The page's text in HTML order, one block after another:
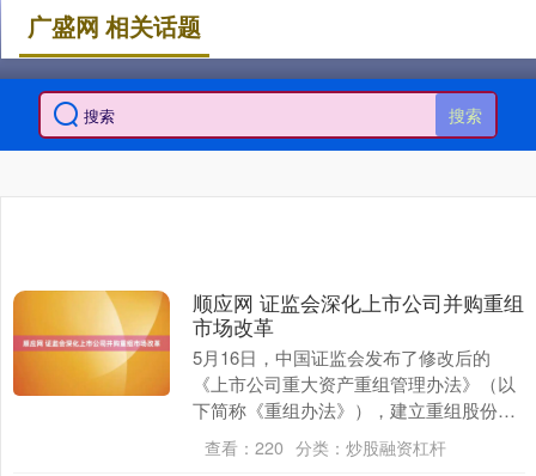
搜索
广盛网 相关话题
顺应网 证监会深化上市公司并购重组
市场改革
5月16日，中国证监会发布了修改后的
《上市公司重大资产重组管理办法》（以
下简称《重组办法》），建立重组股份对
价分期支付机制，提高对财务状况变化、
同业竞争和关联交....
查看： 220 分类： 炒股融资杠杆